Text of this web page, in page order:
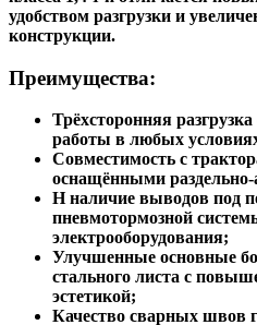
удобством разгрузки и
конструкции.
Преимущества:
Трёхсторонняя
работы в любых
Совместимость с
оснащёнными раздельно-
Н наличие выводов под
пневмотормозной
электрооборудования;
Улучшенные основные
стального листа с
эстетикой;
Качество сварных швов